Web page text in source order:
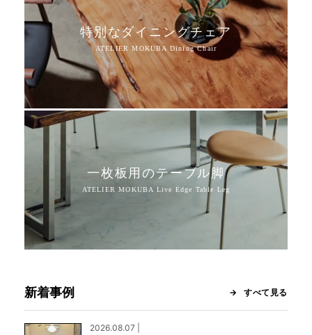
特別なダイニングチェア
一枚板用のテーブル脚
新着事例 すべて見る
2026.08.07 |